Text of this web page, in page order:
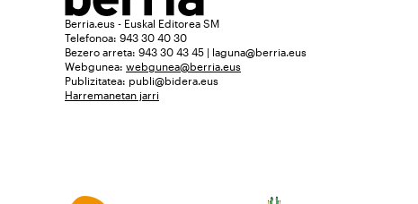
Berria.eus - Euskal Editorea SM
Telefonoa: 943 30 40 30
Bezero arreta: 943 30 43 45 | laguna@berria.eus
Webgunea: webgunea@berria.eus
Publizitatea: publi@bidera.eus
Harremanetan jarri